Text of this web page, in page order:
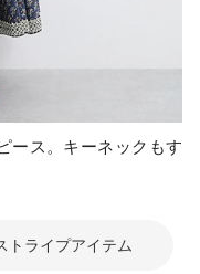
ース。キーネックもす
トライプアイテム